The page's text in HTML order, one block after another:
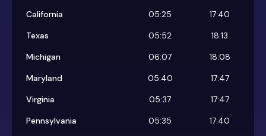
California
05:25
17:40
Texas
05:52
18:13
Michigan
06:07
18:08
Maryland
05:40
17:47
Virginia
05:37
17:47
Pennsylvania
05:35
17:40